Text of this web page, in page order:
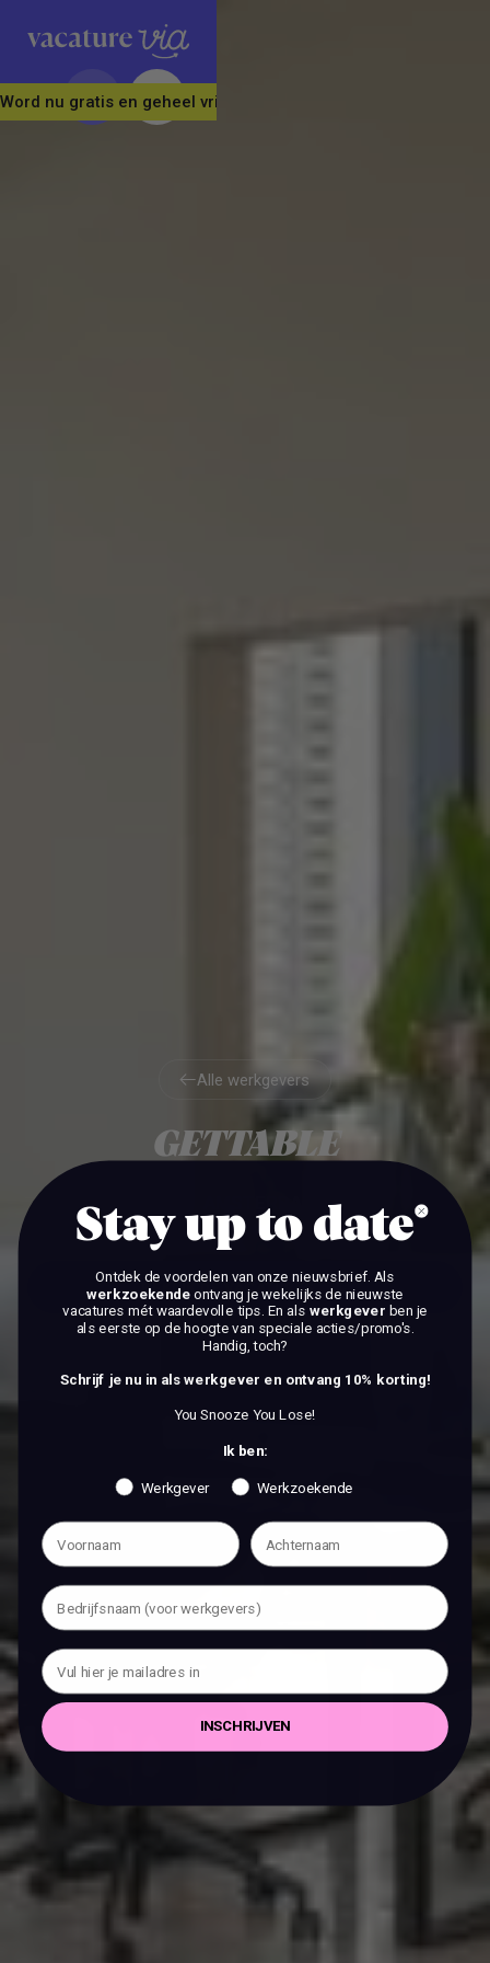
Word nu gratis en geheel vrijblijvend lid van ons Vacature Via
Alle werkgevers
Alle werkgevers
GETTABLE
BEKIJK DE VACATURES
BEKIJK DE VACATURES
Stay up to date
Ontdek de voordelen van onze nieuwsbrief. Als
werkzoekendeontvang je wekelijks de nieuwste
vacatures mét waardevolle tips. En als werkgever ben je
als eerste op de hoogte van speciale acties/promo's.
Handig, toch?
Schrijf je nu in als werkgever en ontvang 10% korting!
You Snooze You Lose!
Ik ben:
Werkgever Werkzoekende
INSCHRIJVEN